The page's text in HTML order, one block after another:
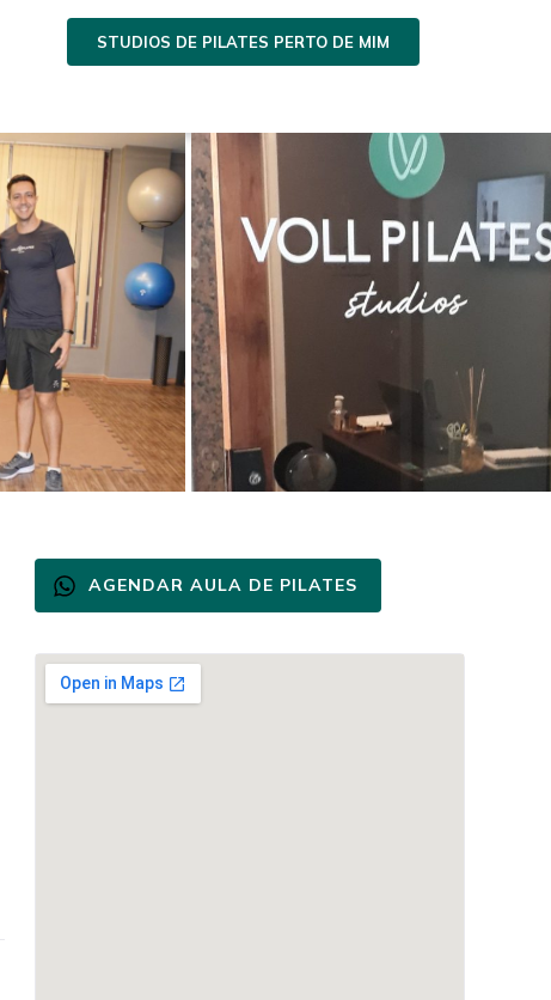
STUDIOS DE PILATES PERTO DE MIM
AGENDAR AULA DE PILATES